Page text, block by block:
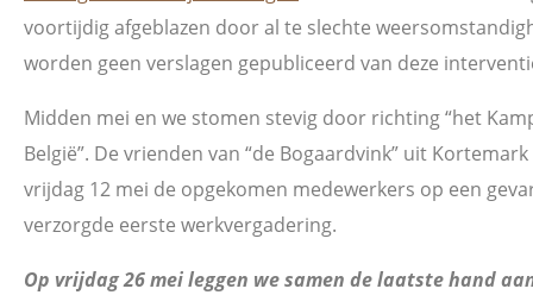
voortijdig afgeblazen door al te slechte
worden geen verslagen gepubliceerd van deze
Midden mei en we stomen stevig door richting “het
België”. De vrienden van “de Bogaardvink” uit
vrijdag 12 mei de opgekomen medewerkers op een
verzorgde eerste werkvergadering.
Op vrijdag 26 mei leggen we samen de laatste hand